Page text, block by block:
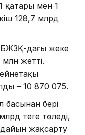
мен 1
128,7 млрд
дағы жеке
жетті.
– 10 870 075.
басынан бері
теңге төледі,
жақсарту